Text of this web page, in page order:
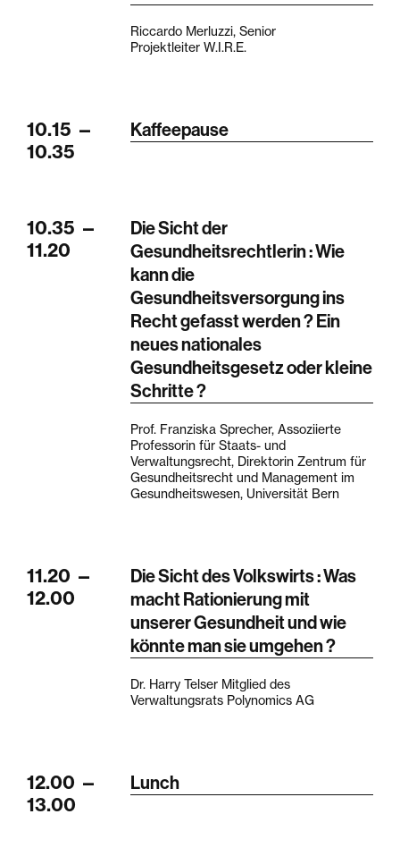
Riccardo Merluzzi, Senior
Projektleiter W.I.R.E.
10.15 —
10.35
Kaffeepause
10.35 —
11.20
Die Sicht der
Gesundheitsrechtlerin : Wie
kann die
Gesundheitsversorgung ins
Recht gefasst werden ? Ein
neues nationales
Gesundheitsgesetz oder kleine
Schritte ?
Prof. Franziska Sprecher, Assoziierte
Professorin für Staats- und
Verwaltungsrecht, Direktorin Zentrum für
Gesundheitsrecht und Management im
Gesundheitswesen, Universität Bern
11.20 —
12.00
Die Sicht des Volkswirts : Was
macht Rationierung mit
unserer Gesundheit und wie
könnte man sie umgehen ?
Dr. Harry Telser Mitglied des
Verwaltungsrats Polynomics AG
12.00 —
13.00
Lunch